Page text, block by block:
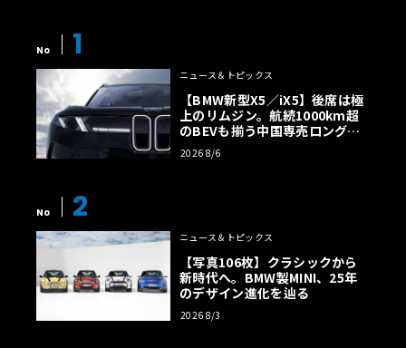
No 1
ニュース＆トピックス
【BMW新型X5／iX5】後席は極
上のリムジン。航続1000km超
のBEVも揃う中国専売ロング仕
様の全貌
2026 8/6
No 2
ニュース＆トピックス
【写真106枚】クラシックから
新時代へ。BMW製MINI、25年
のデザイン進化を辿る
2026 8/3